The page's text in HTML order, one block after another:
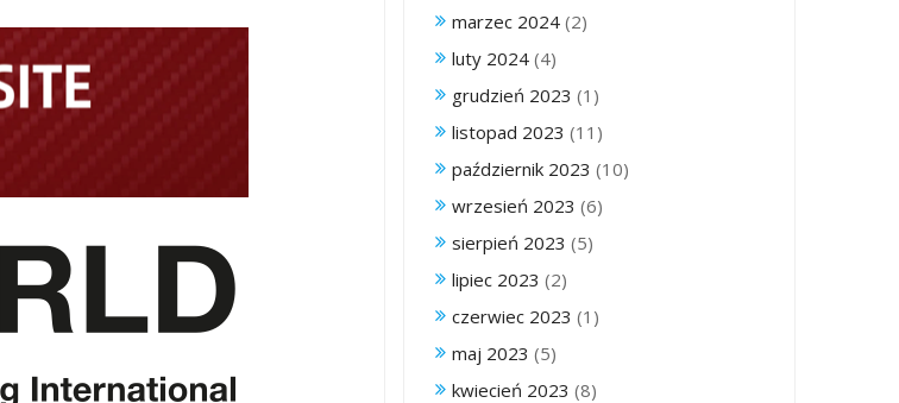
marzec 2024 (2)
luty 2024 (4)
grudzień 2023 (1)
listopad 2023 (11)
październik 2023 (10)
wrzesień 2023 (6)
sierpień 2023 (5)
lipiec 2023 (2)
czerwiec 2023 (1)
maj 2023 (5)
kwiecień 2023 (8)